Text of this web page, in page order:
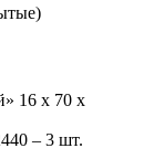
16 х 70 х
– 3 шт.